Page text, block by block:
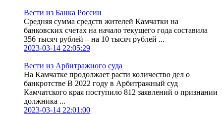
Вести из Банка России
Средняя сумма средств жителей Камчатки на
банковских счетах на начало текущего года составила
356 тысяч рублей – на 10 тысяч рублей ...
2023-03-14 22:05:29
Вести из Арбитражного суда
На Камчатке продолжает расти количество дел о
банкротстве В 2022 году в Арбитражный суд
Камчатского края поступило 812 заявлений о признании
должника ...
2023-03-14 22:01:00